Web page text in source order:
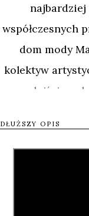
współczesnych
dom mody
kolektyw
podejściem
są
dodatki i
DŁUŻSZY OPIS